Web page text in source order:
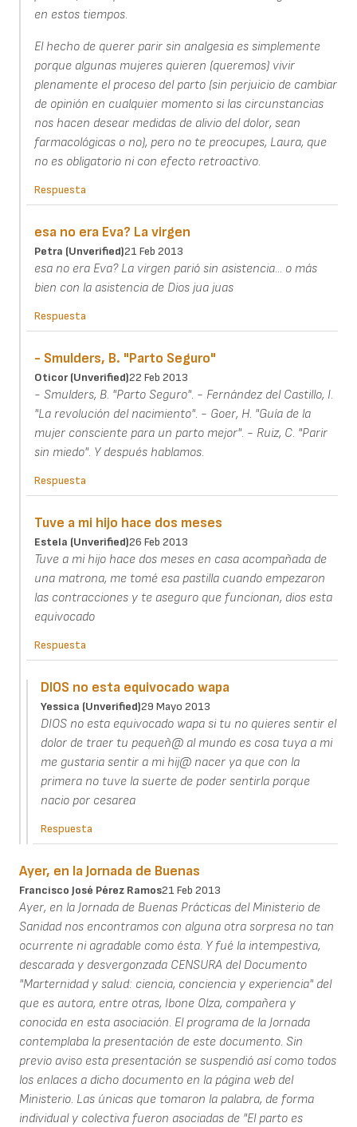
en estos tiempos.
El hecho de querer parir sin analgesia es simplemente
porque algunas mujeres quieren (queremos) vivir
plenamente el proceso del parto (sin perjuicio de cambiar
de opinión en cualquier momento si las circunstancias
nos hacen desear medidas de alivio del dolor, sean
farmacológicas o no), pero no te preocupes, Laura, que
no es obligatorio ni con efecto retroactivo.
Respuesta
esa no era Eva? La virgen
Petra (unverified)21 Feb 2013
esa no era Eva? La virgen parió sin asistencia... o más
bien con la asistencia de Dios jua juas
Respuesta
- Smulders, B. "Parto Seguro"
Oticor (unverified)22 Feb 2013
- Smulders, B. "Parto Seguro". - Fernández del Castillo, I.
"La revolución del nacimiento". - Goer, H. "Guía de la
mujer consciente para un parto mejor". - Ruiz, C. "Parir
sin miedo". Y después hablamos.
Respuesta
Tuve a mi hijo hace dos meses
Estela (unverified)26 Feb 2013
Tuve a mi hijo hace dos meses en casa acompañada de
una matrona, me tomé esa pastilla cuando empezaron
las contracciones y te aseguro que funcionan, dios esta
equivocado
Respuesta
DIOS no esta equivocado wapa
Yessica (unverified)29 Mayo 2013
DIOS no esta equivocado wapa si tu no quieres sentir el
dolor de traer tu pequeñ@ al mundo es cosa tuya a mi
me gustaria sentir a mi hij@ nacer ya que con la
primera no tuve la suerte de poder sentirla porque
nacio por cesarea
Respuesta
Ayer, en la Jornada de Buenas
Francisco José Pérez Ramos21 Feb 2013
Ayer, en la Jornada de Buenas Prácticas del Ministerio de
Sanidad nos encontramos con alguna otra sorpresa no tan
ocurrente ni agradable como ésta. Y fué la intempestiva,
descarada y desvergonzada CENSURA del Documento
"Marternidad y salud: ciencia, conciencia y experiencia" del
que es autora, entre otras, Ibone Olza, compañera y
conocida en esta asociación. El programa de la Jornada
contemplaba la presentación de este documento. Sin
previo aviso esta presentación se suspendió así como todos
los enlaces a dicho documento en la página web del
Ministerio. Las únicas que tomaron la palabra, de forma
individual y colectiva fueron asociadas de "El parto es